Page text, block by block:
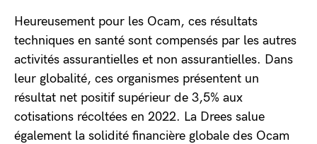
Heureusement pour les Ocam, ces résultats
techniques en santé sont compensés par les autres
activités assurantielles et non assurantielles. Dans
leur globalité, ces organismes présentent un
résultat net positif supérieur de 3,5% aux
cotisations récoltées en 2022. La Drees salue
également la solidité financière globale des Ocam